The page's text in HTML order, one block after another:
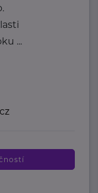
...